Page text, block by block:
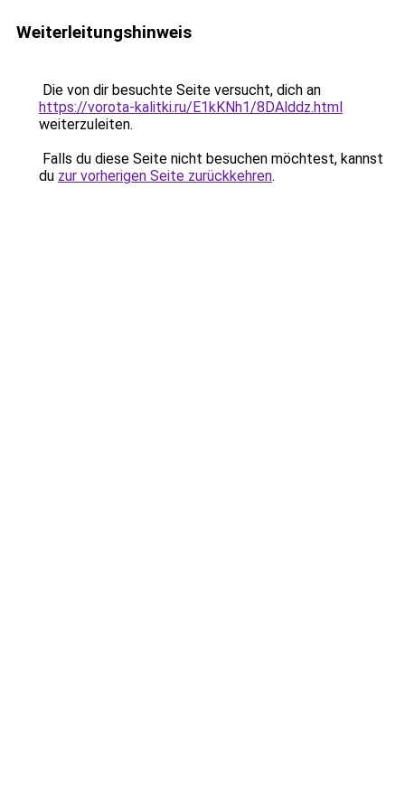
Weiterleitungshinweis
Die von dir besuchte Seite versucht, dich an
https://vorota-kalitki.ru/E1kKNh1/8DAlddz.html
weiterzuleiten.
Falls du diese Seite nicht besuchen möchtest, kannst
du zur vorherigen Seite zurückkehren.